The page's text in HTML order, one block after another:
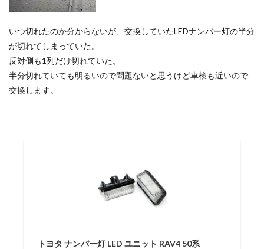
いつ切れたのか分からないが、交換していたLEDナンバー灯の半分
が切れてしまっていた。
反対側も1列だけ切れていた。
半分切れていても明るいので問題ないと思うけど車検も近いので
交換します。
トヨタ ナンバー灯 LED ユニット RAV4 50系